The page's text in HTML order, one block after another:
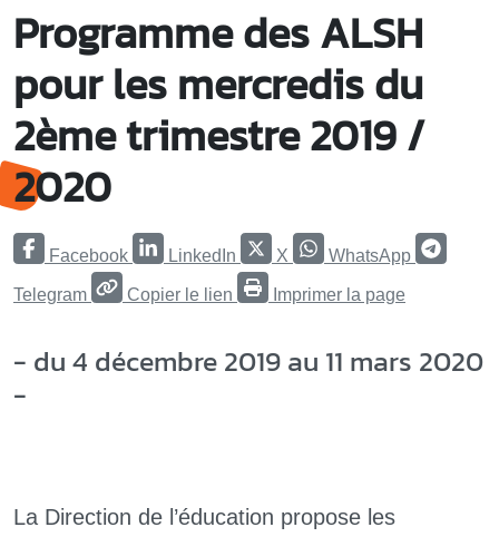
Programme des ALSH
pour les mercredis du
2ème trimestre 2019 /
2020
Facebook LinkedIn X WhatsApp
Telegram Copier le lien Imprimer la page
- du 4 décembre 2019 au 11 mars 2020
-
La Direction de l’éducation propose les